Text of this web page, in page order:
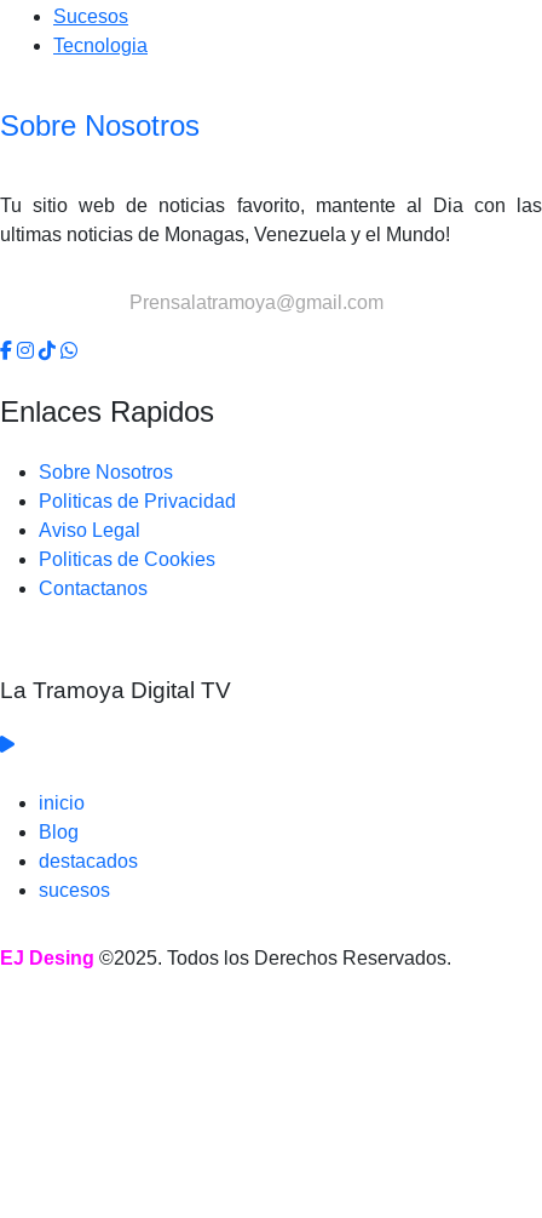
Sucesos
Tecnologia
Sobre Nosotros
Tu sitio web de noticias favorito, mantente al Dia con las
ultimas noticias de Monagas, Venezuela y el Mundo!
Prensalatramoya@gmail.com
Enlaces Rapidos
Sobre Nosotros
Politicas de Privacidad
Aviso Legal
Politicas de Cookies
Contactanos
La Tramoya Digital TV
inicio
Blog
destacados
sucesos
EJ Desing ©2025. Todos los Derechos Reservados.